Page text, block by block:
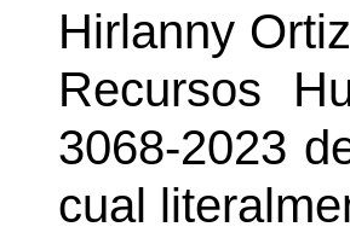
Hirlanny
Recursos
3068-2023
cual